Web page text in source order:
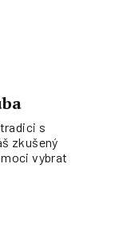
s
zkušený
vybrat